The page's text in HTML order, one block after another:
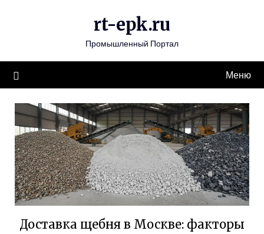
rt-epk.ru
Промышленный Портал
Меню
Доставка щебня в Москве: факторы